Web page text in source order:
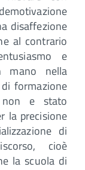
disaffezione
al contrario
e
mano nella
formazione
e stato
la precisione
di
cioè
la scuola di